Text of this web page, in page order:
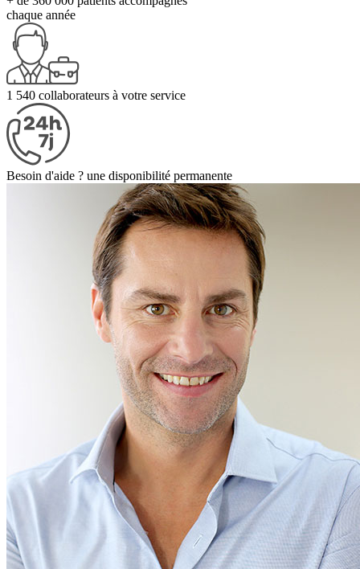
chaque année
1 540 collaborateurs à votre service
Besoin d'aide ? une disponibilité permanente